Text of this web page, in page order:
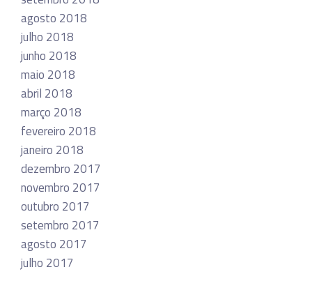
agosto 2018
julho 2018
junho 2018
maio 2018
abril 2018
março 2018
fevereiro 2018
janeiro 2018
dezembro 2017
novembro 2017
outubro 2017
setembro 2017
agosto 2017
julho 2017